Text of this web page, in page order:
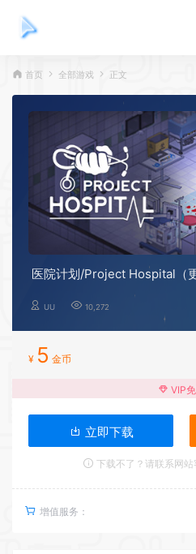
首页 全部游戏 正文
医院计划/Project Hospital（
UU 10,272
¥ 5 金币
VIP
立即下载
下载不了？请联系网站
增值服务：